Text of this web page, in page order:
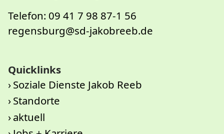
Telefon: 09 41 7 98 87-1 56
regensburg@sd-jakobreeb.de
Quicklinks
Soziale Dienste Jakob Reeb
Standorte
aktuell